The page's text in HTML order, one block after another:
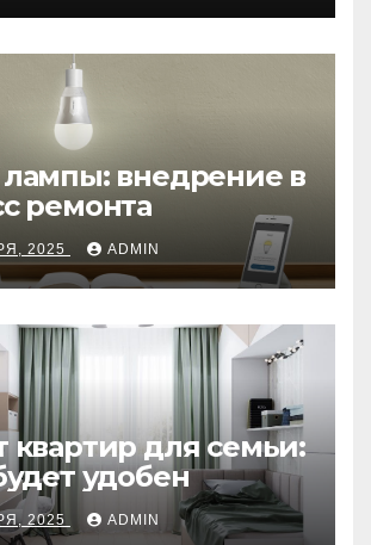
внедрение в
ремонта
2025 ADMIN
квартир для семьи:
удобен
2025 ADMIN